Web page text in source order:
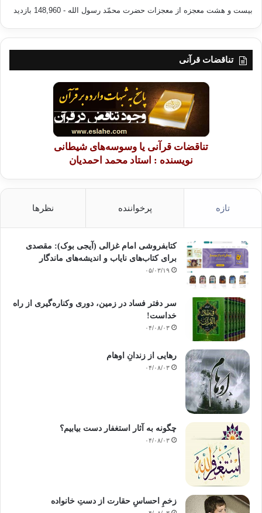
کپی آدرس
بیست و هشت معجزه از معجزات حضرت محمّد رسول الله - 148,960 بازدید
تناقضات قرآنی
تناقضات قرآنی یا وسوسه‌های شیطانی
نویسنده : استاد محمد احمدیان
تازه پرخواننده نظرها
کتابفروشی امام غزالی (آیجی بوک): مقصدی
برای کتاب‌های نایاب و اندیشه‌های ماندگار
۰۵/۰۳/۱۹
سر دفتر فساد در زمین‌، دوری وکناره‌گیری از راه
خداست‌!
۰۴/۰۸/۰۳
رهایی از زندانِ اوهام
۰۴/۰۸/۰۳
چگونه به آثار استغفار دست بیابیم؟
۰۴/۰۸/۰۳
زخمِ احساسِ حقارت از دستِ خانواده